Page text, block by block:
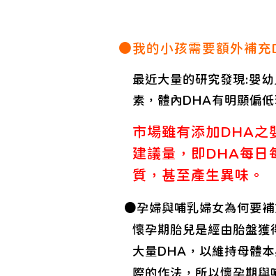
●我的小孩需要額外補充
最近大量的研究發現:嬰
素，體內DHA有明顯偏
市場雖有添加DHA之
建議量，即DHA每日
質，甚至產生異味。
●孕婦與哺乳婦女為何要補
懷孕期胎兒是經由胎盤
大量DHA，以維持母體
際的作法，所以懷孕期與